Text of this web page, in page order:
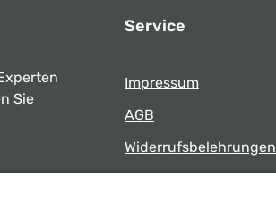
Sie
Service
Impressum
AGB
Widerrufsbelehrungen
Datenschutz